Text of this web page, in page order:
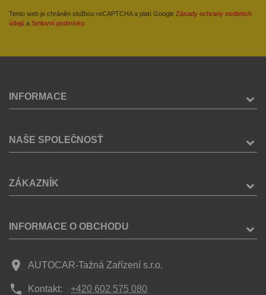
Tento web je chráněn službou reCAPTCHA a platí Google Zásady ochrany osobních
údajů a Smluvní podmínky.
INFORMACE
NAŠE SPOLEČNOSŤ
ZÁKAZNÍK
INFORMACE O OBCHODU
place AUTOCAR-Tažná Zařízení s.r.o.
phone Kontakt: +420 602 575 080